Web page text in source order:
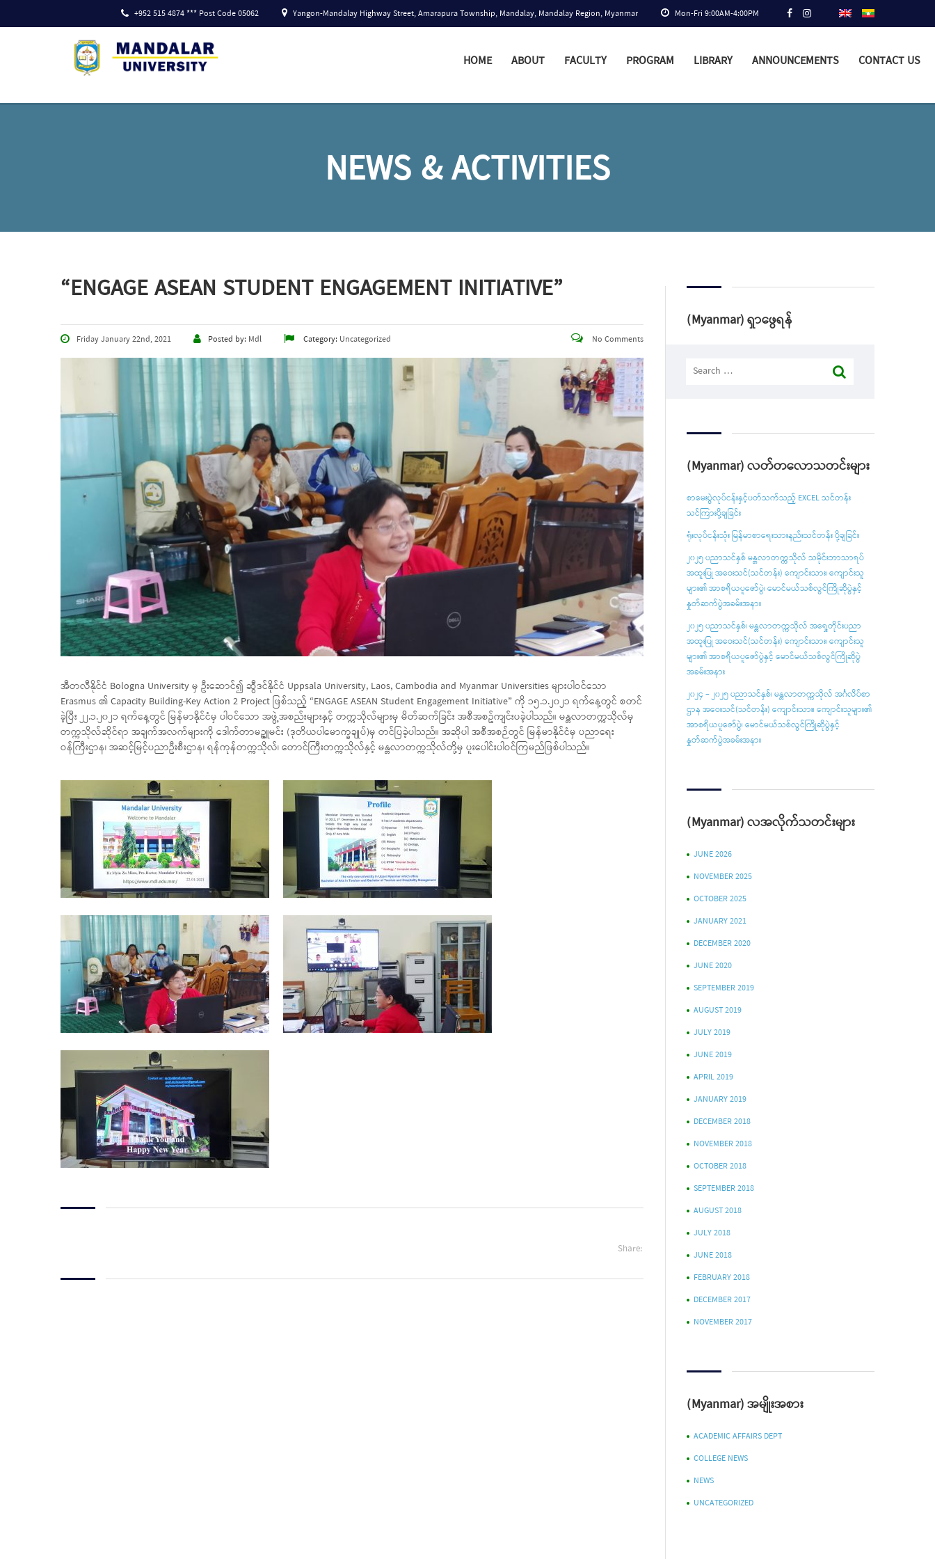
Mon-Fri 9:00AM-4:00PM
Yangon-Mandalay Highway Street, Amarapura Township, Mandalay, Mandalay Region, Myanmar
+952 515 4874 *** Post Code 05062
HOME ABOUT FACULTY PROGRAM LIBRARY ANNOUNCEMENTS CONTACT US
NEWS & ACTIVITIES
“ENGAGE ASEAN STUDENT ENGAGEMENT INITIATIVE”
Friday January 22nd, 2021 Posted by: Mdl Category: Uncategorized No Comments
အီတလီနိုင်ငံ Bologna University မှ ဦးဆောင်၍ ဆွီဒင်နိုင်ငံ Uppsala University, Laos, Cambodia and Myanmar Universities များပါဝင်သော
Erasmus ၏ Capacity Building-Key Action 2 Project ဖြစ်သည့် “ENGAGE ASEAN Student Engagement Initiative” ကို ၁၅.၁.၂၀၂၁ ရက်နေ့တွင် စတင်
ခဲ့ပြီး ၂၂.၁.၂၀၂၁ ရက်နေ့တွင် မြန်မာနိုင်ငံမှ ပါဝင်သော အဖွဲ့အစည်းများနှင့် တက္ကသိုလ်များမှ မိတ်ဆက်ခြင်း အစီအစဥ်ကျင်းပခဲ့ပါသည်။ မန္တလာတက္ကသိုလ်မှ
တက္ကသိုလ်ဆိုင်ရာ အချက်အလက်များကို ဒေါက်တာမဥ္ဇူမင်း (ဒုတိယပါမောက္ခချုပ်)မှ တင်ပြခဲ့ပါသည်။ အဆိုပါ အစီအစဉ်တွင် မြန်မာနိုင်ငံမှ ပညာရေး
ဝန်ကြီးဌာန၊ အဆင့်မြင့်ပညာဦးစီးဌာန၊ ရန်ကုန်တက္ကသိုလ်၊ တောင်ကြီးတက္ကသိုလ်နှင့် မန္တလာတက္ကသိုလ်တို့မှ ပူးပေါင်းပါဝင်ကြမည်ဖြစ်ပါသည်။
Share:
(Myanmar) ရှာဖွေရန်
Search
(Myanmar) လတ်တလောသတင်းများ
စာမေးပွဲလုပ်ငန်းနှင့်ပတ်သက်သည့် EXCEL သင်တန်း
သင်ကြားပို့ချခြင်း
ရုံးလုပ်ငန်းသုံး မြန်မာစာရေးသားနည်းသင်တန်း ပို့ချခြင်း
၂၀၂၅ ပညာသင်နှစ် မန္တလာတက္ကသိုလ် သမိုင်းဘာသာရပ်
အထူးပြု အဝေးသင်(သင်တန်း) ကျောင်းသား၊ ကျောင်းသူ
များ၏ အာစရိယပူဇော်ပွဲ၊ မောင်မယ်သစ်လွင်ကြိုဆိုပွဲနှင့်
နှုတ်ဆက်ပွဲအခမ်းအနား
၂၀၂၅ ပညာသင်နှစ်၊ မန္တလာတက္ကသိုလ် အရှေ့တိုင်းပညာ
အထူးပြု အဝေးသင်(သင်တန်း) ကျောင်းသား၊ ကျောင်းသူ
များ၏ အာစရိယပူ‌ဇော်ပွဲနှင့် မောင်မယ်သစ်လွင်ကြိုဆိုပွဲ
အခမ်းအနား
၂၀၂၄ – ၂၀၂၅ ပညာသင်နှစ်၊ မန္တလာတက္ကသိုလ် အင်္ဂလိပ်စာ
ဌာန အဝေးသင်(သင်တန်း) ကျောင်းသား၊ ကျောင်းသူများ၏
အာစရိယပူဇော်ပွဲ၊ မောင်မယ်သစ်လွင်ကြိုဆိုပွဲနှင့်
နှုတ်ဆက်ပွဲအခမ်းအနား
(Myanmar) လအလိုက်သတင်းများ
JUNE 2026
NOVEMBER 2025
OCTOBER 2025
JANUARY 2021
DECEMBER 2020
JUNE 2020
SEPTEMBER 2019
AUGUST 2019
JULY 2019
JUNE 2019
APRIL 2019
JANUARY 2019
DECEMBER 2018
NOVEMBER 2018
OCTOBER 2018
SEPTEMBER 2018
AUGUST 2018
JULY 2018
JUNE 2018
FEBRUARY 2018
DECEMBER 2017
NOVEMBER 2017
(Myanmar) အမျိုးအစား
ACADEMIC AFFAIRS DEPT
COLLEGE NEWS
NEWS
UNCATEGORIZED